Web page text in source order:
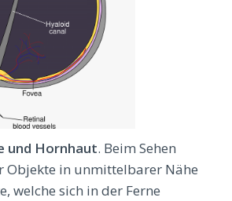
und Hornhaut. Beim Sehen
Objekte in unmittelbarer Nähe
welche sich in der Ferne